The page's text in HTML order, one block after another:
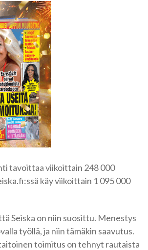
tavoittaa viikoittain 248 000
käy viikoittain 1 095 000
Seiska on niin suosittu. Menestys
työllä, ja niin tämäkin saavutus.
toimitus on tehnyt rautaista